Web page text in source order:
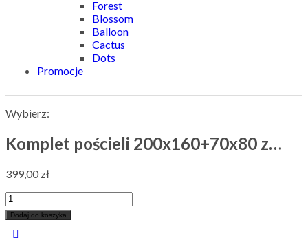
Forest
Blossom
Balloon
Cactus
Dots
Promocje
Wybierz:
Komplet pościeli 200x160+70x80 z…
399,00 zł
Dodaj do koszyka